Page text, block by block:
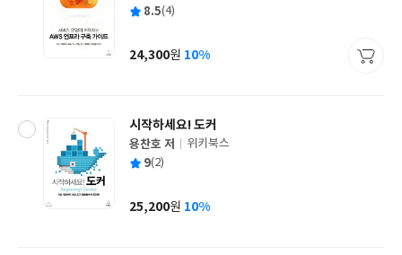
쓴
출
사
평 8.5(4)
가
24,300원 10%
시작하세요! 도커
글
쓴
용찬호 저
출
사
위키북스
평 9(2)
가
25,200원 10%